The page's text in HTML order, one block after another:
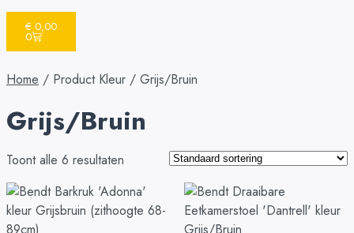
€ 0,00
0
Home / Product Kleur / Grijs/Bruin
Grijs/Bruin
Toont alle 6 resultaten